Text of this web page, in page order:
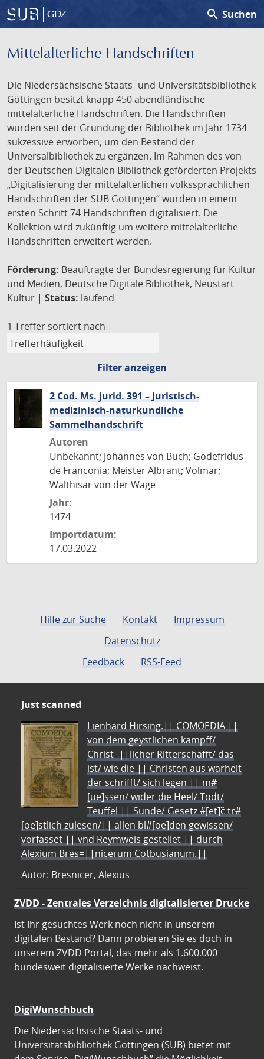
GDZ search Suchen
Mittelalterliche Handschriften
Die Niedersächsische Staats- und Universitätsbibliothek
Göttingen besitzt knapp 450 abendländische
mittelalterliche Handschriften. Die Handschriften
wurden seit der Gründung der Bibliothek im Jahr 1734
sukzessive erworben, um den Bestand der
Universalbibliothek zu ergänzen. Im Rahmen des von
der Deutschen Digitalen Bibliothek geförderten Projekts
„Digitalisierung der mittelalterlichen volkssprachlichen
Handschriften der SUB Göttingen“ wurden in einem
ersten Schritt 74 Handschriften digitalisiert. Die
Kollektion wird zukünftig um weitere mittelalterliche
Handschriften erweitert werden.
Förderung: Beauftragte der Bundesregierung für Kultur
und Medien, Deutsche Digitale Bibliothek, Neustart
Kultur | Status: laufend
1 Treffer sortiert nach
Filter anzeigen
2 Cod. Ms. jurid. 391 – Juristisch-
medizinisch-naturkundliche
Sammelhandschrift
Autoren
Unbekannt; Johannes von Buch; Godefridus
de Franconia; Meister Albrant; Volmar;
Walthisar von der Wage
Jahr:
1474
Importdatum:
17.03.2022
Hilfe zur Suche Kontakt
Impressum
Datenschutz
Feedback
RSS-Feed
Just scanned
Lienhard Hirsing.|| COMOEDIA ||
von dem geystlichen kampff/
Christ=||licher Ritterschafft/ das
ist/ wie die || Christen aus warheit
der schrifft/ sich legen || m#
[ue]ssen/ wider die Heel/ Todt/
Teuffel || Sünde/ Gesetz #[et]c̃ tr#
[oe]stlich zulesen/|| allen bl#[oe]den gewissen/
vorfasset || vnd Reymweis gestellet || durch
Alexium Bres=||nicerum Cotbusianum.||
Autor: Bresnicer, Alexius
ZVDD - Zentrales Verzeichnis digitalisierter Drucke
Ist Ihr gesuchtes Werk noch nicht in unserem
digitalen Bestand? Dann probieren Sie es doch in
unserem ZVDD Portal, das mehr als 1.600.000
bundesweit digitalisierte Werke nachweist.
DigiWunschbuch
Die Niedersächsische Staats- und
Universitätsbibliothek Göttingen (SUB) bietet mit